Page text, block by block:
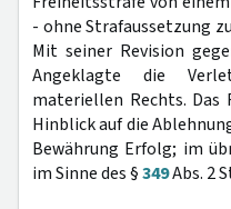
- ohne Strafaussetzung
Mit seiner Revision
Angeklagte die
materiellen Rechts.
Hinblick auf die
Bewährung Erfolg; im
im Sinne des §349Abs. 2